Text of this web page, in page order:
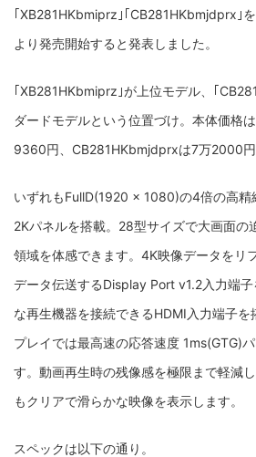
｢XB281HKbmiprz｣｢CB281HKbmjdprx｣
より発売開始すると発表しました。
｢XB281HKbmiprz｣が上位モデル、｢
ダードモデルという位置づけ。本体価格
9360円、CB281HKbmjdprxは7万2000円
いずれもFullD(1920 x 1080)の4倍の高精
2Kパネルを搭載。28型サイズで大画面の
領域を体感できます。4K映像データをリ
データ伝送するDisplay Port v1.2入力端
な再生機器を接続できるHDMI入力端子を
プレイでは最高速の応答速度 1ms(GTG)
す。動画再生時の残像感を極限まで軽減
もクリアで滑らかな映像を表示します。
スペックは以下の通り。